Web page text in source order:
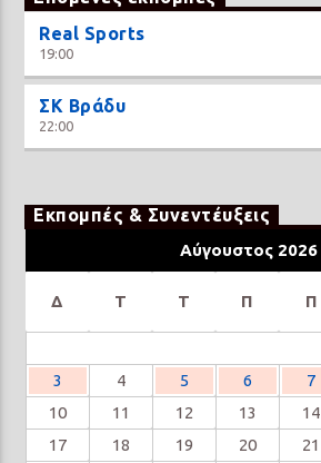
Real Sports
19:00
ΣΚ Βράδυ
22:00
Εκπομπές & Συνεντέυξεις
Αύγουστος 2026
Δ Τ Τ Π Π
3
4 5 6 7
10
11 12 13 14
17
18 19 20 21